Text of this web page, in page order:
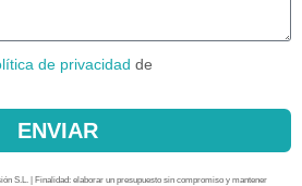
de privacidad de
ENVIAR
S.L. | Finalidad: elaborar un presupuesto sin compromiso y mantener